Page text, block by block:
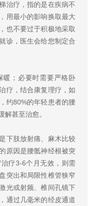
疗，指的是在疾病不
用最小的影响换取最大
也不要过于积极地采取
诊，医生会给您制定合
；必要时需要严格卧
疗，结合康复理疗，如
约80%的年轻患者的腰
甚至治愈。
肢放射痛、麻木比较
原因是腰骶神经根被突
疗3-6个月无效，则需
突出和局限性椎管狭窄
光或射频、椎间孔镜下
通过几毫米的经皮通道